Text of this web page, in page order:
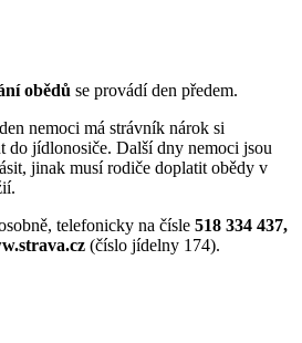
obědů se provádí den předem.
nemoci má strávník nárok si
do jídlonosiče. Další dny nemoci jsou
jinak musí rodiče doplatit obědy v
telefonicky na čísle 518 334 437,
(číslo jídelny 174).